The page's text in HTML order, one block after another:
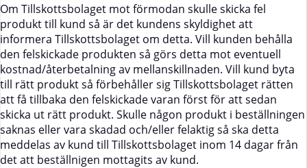
Om Tillskottsbolaget mot förmodan skulle skicka fel
produkt till kund så är det kundens skyldighet att
informera Tillskottsbolaget om detta. Vill kunden behålla
den felskickade produkten så görs detta mot eventuell
kostnad/återbetalning av mellanskillnaden. Vill kund byta
till rätt produkt så förbehåller sig Tillskottsbolaget rätten
att få tillbaka den felskickade varan först för att sedan
skicka ut rätt produkt. Skulle någon produkt i beställningen
saknas eller vara skadad och/eller felaktig så ska detta
meddelas av kund till Tillskottsbolaget inom 14 dagar från
det att beställnigen mottagits av kund.